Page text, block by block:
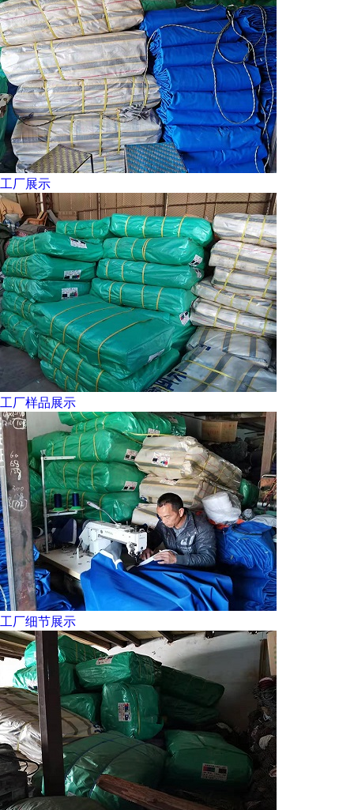
工厂展示
工厂样品展示
工厂细节展示